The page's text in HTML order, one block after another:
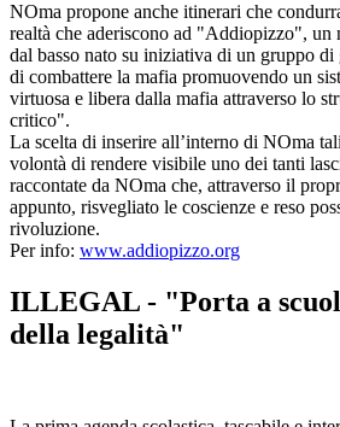
NOma propone anche itinerari che
realtà che aderiscono ad "Addiopizzo", un
dal basso nato su iniziativa di un gruppo
di combattere la mafia promuovendo un
virtuosa e libera dalla mafia attraverso lo
critico".
La scelta di inserire all’interno di NOma
volontà di rendere visibile uno dei tanti
raccontate da NOma che, attraverso il
appunto, risvegliato le coscienze e reso
rivoluzione.
Per info: www.addiopizzo.org
ILLEGAL - "Porta a
della legalità"